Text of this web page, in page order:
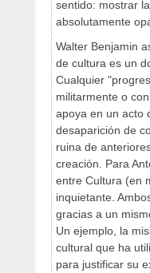
sentido: mostrar
absolutamente
Walter Benjamin
de cultura es un
Cualquier
militarmente o
apoya en un acto
desaparición de
ruina de
creación. Para
entre Cultura (en
inquietante.
gracias a un
Un ejemplo, la
cultural que ha
para justificar su